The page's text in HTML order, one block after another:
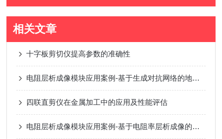
相关文章
十字板剪切仪提高参数的准确性
电阻层析成像模块应用案例-基于生成对抗网络的地铁盾构超前探测方法研究
四联直剪仪在金属加工中的应用及性能评估
电阻层析成像模块应用案例-基于电阻率层析成像的三维旋喷灌注加固形态监测